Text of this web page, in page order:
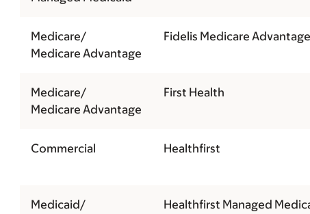
Medicare/
Medicare Advantage
Fidelis Medicare Advantage
Medicare/
Medicare Advantage
First Health
Commercial Healthfirst
Medicaid/
Healthfirst Managed